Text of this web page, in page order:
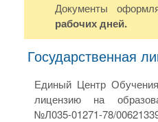
Документы
рабочих дней.
Государственная
Единый Центр
лицензию на
№Л035-01271-78/